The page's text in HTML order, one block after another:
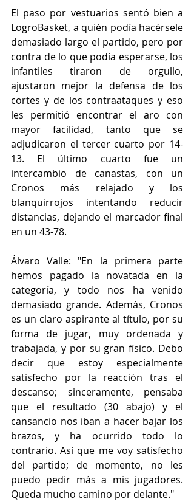
El paso por vestuarios sentó bien a
LogroBasket, a quién podía hacérsele
demasiado largo el partido, pero por
contra de lo que podía esperarse, los
infantiles tiraron de orgullo,
ajustaron mejor la defensa de los
cortes y de los contraataques y eso
les permitió encontrar el aro con
mayor facilidad, tanto que se
adjudicaron el tercer cuarto por 14-
13. El último cuarto fue un
intercambio de canastas, con un
Cronos más relajado y los
blanquirrojos intentando reducir
distancias, dejando el marcador final
en un 43-78.
Álvaro Valle: "En la primera parte
hemos pagado la novatada en la
categoría, y todo nos ha venido
demasiado grande. Además, Cronos
es un claro aspirante al título, por su
forma de jugar, muy ordenada y
trabajada, y por su gran físico. Debo
decir que estoy especialmente
satisfecho por la reacción tras el
descanso; sinceramente, pensaba
que el resultado (30 abajo) y el
cansancio nos iban a hacer bajar los
brazos, y ha ocurrido todo lo
contrario. Así que me voy satisfecho
del partido; de momento, no les
puedo pedir más a mis jugadores.
Queda mucho camino por delante."